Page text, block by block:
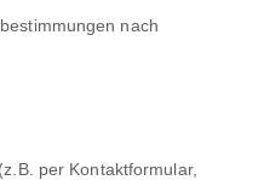
nach
per Kontaktformular,